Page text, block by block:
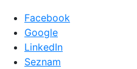
Facebook
Google
LinkedIn
Seznam